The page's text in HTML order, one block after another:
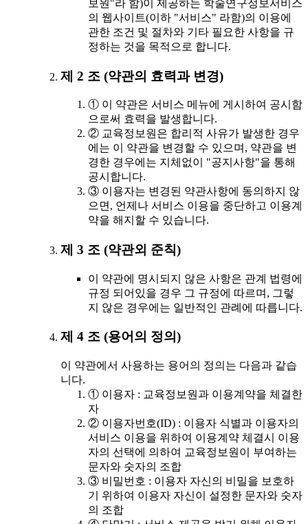
보원"라 함)이 제공하는 학술연구정보서비스
의 웹사이트(이하 "서비스" 라함)의 이용에
관한 조건 및 절차와 기타 필요한 사항을 규
정하는 것을 목적으로 합니다.
제 2 조 (약관의 효력과 변경)
① 이 약관은 서비스 메뉴에 게시하여 공시함
으로써 효력을 발생합니다.
② 교육정보원은 합리적 사유가 발생한 경우
에는 이 약관을 변경할 수 있으며, 약관을 변
경한 경우에는 지체없이 "공지사항"을 통해
공시합니다.
③ 이용자는 변경된 약관사항에 동의하지 않
으면, 언제나 서비스 이용을 중단하고 이용계
약을 해지할 수 있습니다.
제 3 조 (약관외 준칙)
이 약관에 명시되지 않은 사항은 관계 법령에
규정 되어있을 경우 그 규정에 따르며, 그렇
지 않은 경우에는 일반적인 관례에 따릅니다.
제 4 조 (용어의 정의)
이 약관에서 사용하는 용어의 정의는 다음과 같습
니다.
① 이용자 : 교육정보원과 이용계약을 체결한
자
② 이용자번호(ID) : 이용자 식별과 이용자의
서비스 이용을 위하여 이용계약 체결시 이용
자의 선택에 의하여 교육정보원이 부여하는
문자와 숫자의 조합
③ 비밀번호 : 이용자 자신의 비밀을 보호하
기 위하여 이용자 자신이 설정한 문자와 숫자
의 조합